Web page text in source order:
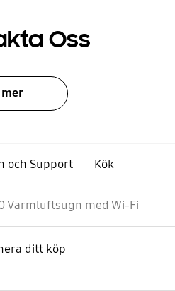
Oss
mer
och Support
Kök
Varmluftsugn med Wi-Fi
ditt köp